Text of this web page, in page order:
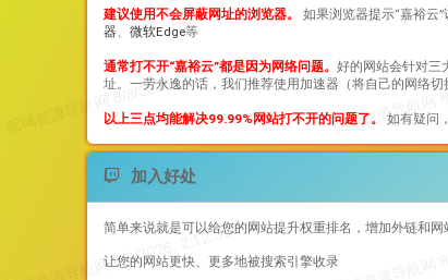
建议使用不会屏蔽网址的浏览器。 如果浏览器提示“嘉裕云
器、 微软Edge等
通常打不开“嘉裕云”都是因为网络问题。 好的网站会针对三
址。一劳永逸的话，我们推荐使用加速器（将自己的网络
以上三点均能解决99.99%网站打不开的问题了。 如有疑问
加入好处
简单来说就是可以给您的网站提升权重排名，增加外链和
让您的网站更快、更多地被搜索引擎收录